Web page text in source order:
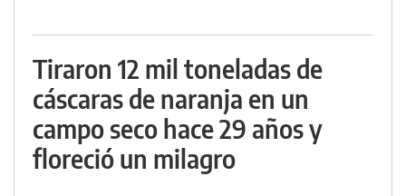
Tiraron 12 mil toneladas de
cáscaras de naranja en un
campo seco hace 29 años y
floreció un milagro